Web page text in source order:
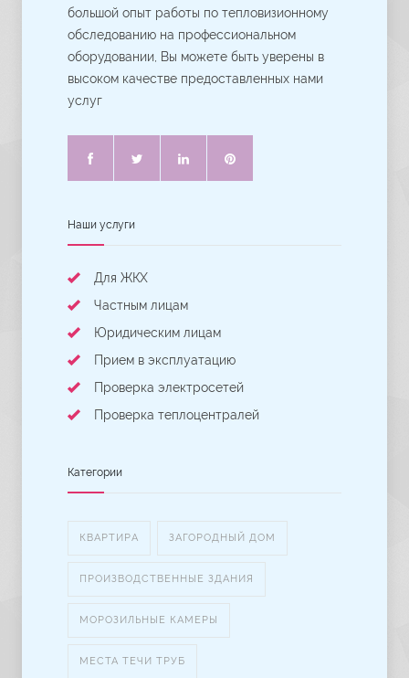
большой опыт работы по тепловизионному
обследованию на профессиональном
оборудовании, Вы можете быть уверены в
высоком качестве предоставленных нами
услуг
Наши услуги
Для ЖКХ
Частным лицам
Юридическим лицам
Прием в эксплуатацию
Проверка электросетей
Проверка теплоцентралей
Категории
КВАРТИРА ЗАГОРОДНЫЙ ДОМ
ПРОИЗВОДСТВЕННЫЕ ЗДАНИЯ
МОРОЗИЛЬНЫЕ КАМЕРЫ
МЕСТА ТЕЧИ ТРУБ